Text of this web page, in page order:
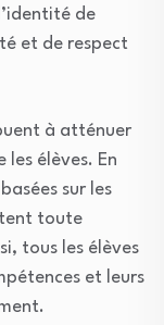
de
et de respect
à atténuer
les élèves. En
sur les
toute
tous les élèves
et leurs